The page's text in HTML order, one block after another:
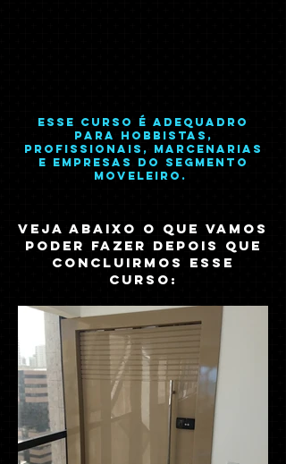
Esse curso é adequadro
para hobbistas,
profissionais, marcenarias
e empresas do segmento
moveleiro.
Veja abaixo o que vamos
poder fazer depois que
concluirmos esse
curso: